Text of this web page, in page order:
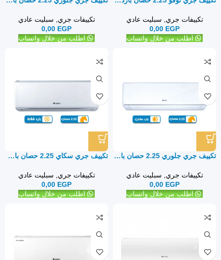
تكييفات جري
سبليت عادي
0,00 EGP
اطلب من خلال واتساب
تكييفات جري
سبليت عادي
0,00 EGP
اطلب من خلال واتساب
تكييف جري جلوري 2.25 حصان بارد ساخن – سبليت
تكييفات جري
سبليت عادي
0,00 EGP
اطلب من خلال واتساب
تكييف جري سكاي 2.25 حصان بارد فقط Gree Sky – سبليت
تكييفات جري
سبليت عادي
0,00 EGP
اطلب من خلال واتساب